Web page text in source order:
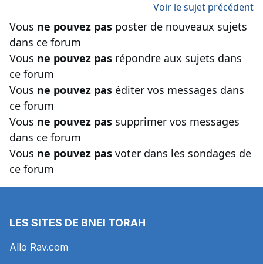
Voir le sujet précédent
Vous ne pouvez pas poster de nouveaux sujets
dans ce forum
Vous ne pouvez pas répondre aux sujets dans
ce forum
Vous ne pouvez pas éditer vos messages dans
ce forum
Vous ne pouvez pas supprimer vos messages
dans ce forum
Vous ne pouvez pas voter dans les sondages de
ce forum
LES SITES DE BNEI TORAH
Allo Rav.com